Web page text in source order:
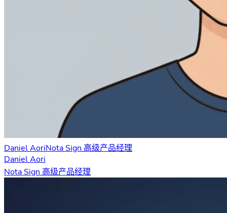
Daniel AoriNota Sign 高级产品经理
Daniel Aori
Nota Sign 高级产品经理